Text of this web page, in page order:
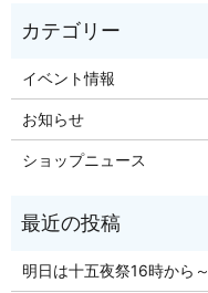
イベント情報
お知らせ
ショップニュース
明日は十五夜祭16時から～